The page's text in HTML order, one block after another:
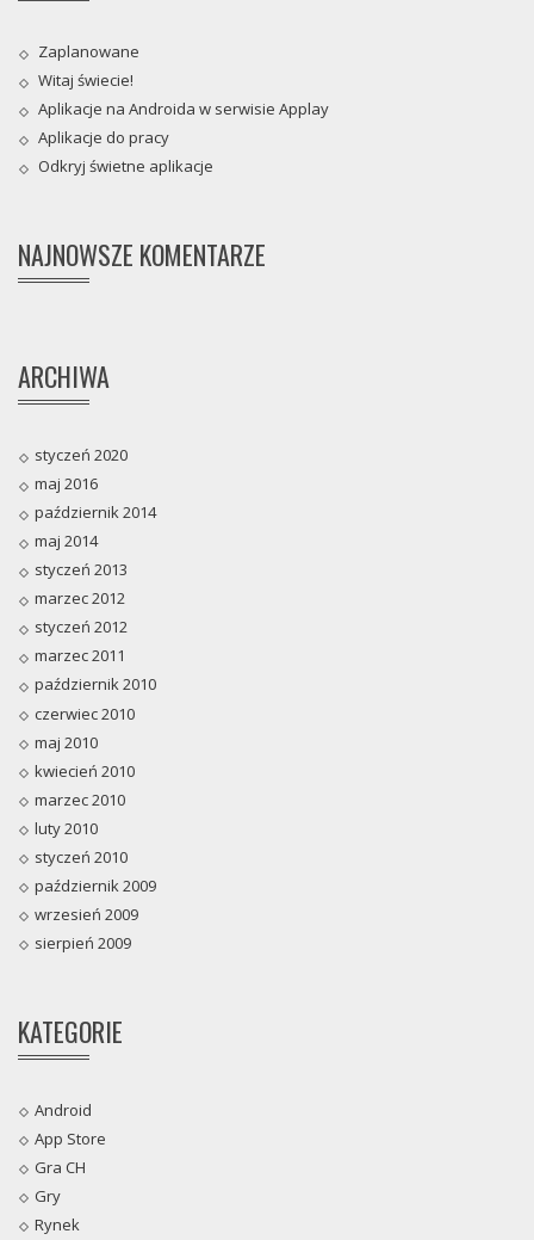
Zaplanowane
Witaj świecie!
Aplikacje na Androida w serwisie Applay
Aplikacje do pracy
Odkryj świetne aplikacje
NAJNOWSZE KOMENTARZE
ARCHIWA
styczeń 2020
maj 2016
październik 2014
maj 2014
styczeń 2013
marzec 2012
styczeń 2012
marzec 2011
październik 2010
czerwiec 2010
maj 2010
kwiecień 2010
marzec 2010
luty 2010
styczeń 2010
październik 2009
wrzesień 2009
sierpień 2009
KATEGORIE
Android
App Store
Gra CH
Gry
Rynek